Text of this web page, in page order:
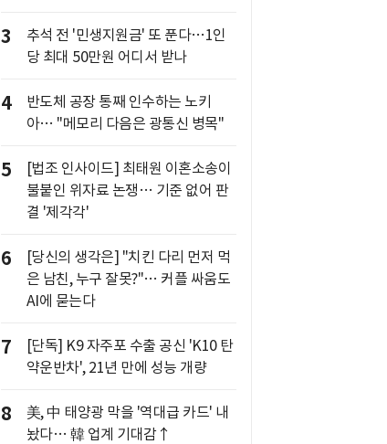
3
추석 전 '민생지원금' 또 푼다…1인
당 최대 50만원 어디서 받나
4
반도체 공장 통째 인수하는 노키
아… "메모리 다음은 광통신 병목"
5
[법조 인사이드] 최태원 이혼소송이
불붙인 위자료 논쟁… 기준 없어 판
결 '제각각'
6
[당신의 생각은] "치킨 다리 먼저 먹
은 남친, 누구 잘못?"… 커플 싸움도
AI에 묻는다
7
[단독] K9 자주포 수출 공신 'K10 탄
약운반차', 21년 만에 성능 개량
8
美, 中 태양광 막을 '역대급 카드' 내
놨다… 韓 업계 기대감↑